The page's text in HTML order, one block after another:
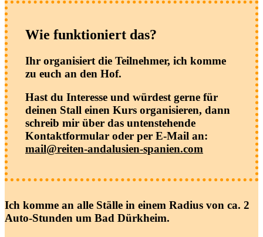
Wie funktioniert das?
Ihr organisiert die Teilnehmer, ich komme
zu euch an den Hof.
Hast du Interesse und würdest gerne für
deinen Stall einen Kurs organisieren, dann
schreib mir über das untenstehende
Kontaktformular oder per E-Mail an:
mail@reiten-andalusien-spanien.com
Ich komme an alle Ställe in einem Radius von ca. 2
Auto-Stunden um Bad Dürkheim.